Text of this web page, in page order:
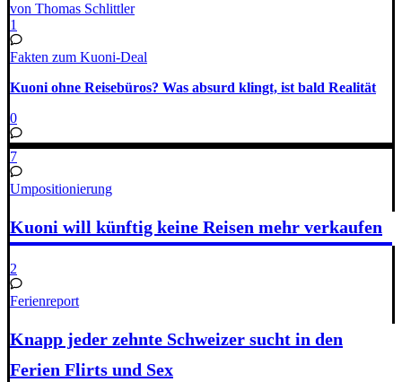
von Thomas Schlittler
1
Fakten zum Kuoni-Deal
Kuoni ohne Reisebüros? Was absurd klingt, ist bald Realität
0
7
Umpositionierung
Kuoni will künftig keine Reisen mehr verkaufen
2
Ferienreport
Knapp jeder zehnte Schweizer sucht in den
Ferien Flirts und Sex